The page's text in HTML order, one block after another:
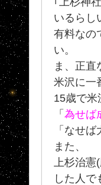
いるらし
有料なの
い。
ま、正直
米沢に一
15歳で米
「 為せば
「なせ
また、
上杉治
した人で